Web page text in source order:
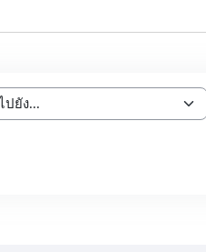
ง...